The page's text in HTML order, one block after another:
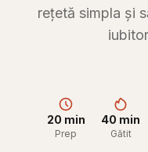
rețetă simpla și
20 min
Prep
40 min
Gătit